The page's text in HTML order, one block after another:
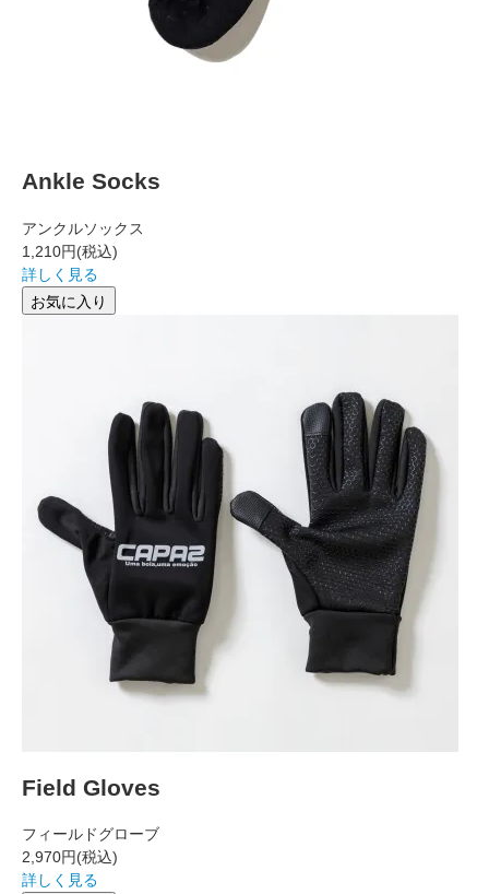
Ankle Socks
アンクルソックス
1,210円(税込)
詳しく見る
お気に入り
Field Gloves
フィールドグローブ
2,970円(税込)
詳しく見る